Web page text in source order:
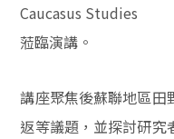
Caucasus Studies
蒞臨演講。
講座聚焦後蘇聯地區田
返等議題，並探討研究